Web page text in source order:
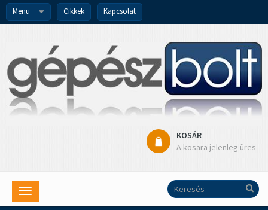
Menü Cikkek Kapcsolat
KOSÁR
A kosara jelenleg üres
Toggle
navigation